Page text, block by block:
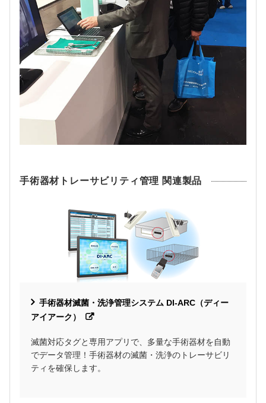
手術器材トレーサビリティ管理 関連製品
手術器材滅菌・洗浄管理システム DI-ARC（ディー
アイアーク）
滅菌対応タグと専用アプリで、多量な手術器材を自動
でデータ管理！手術器材の滅菌・洗浄のトレーサビリ
ティを確保します。